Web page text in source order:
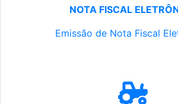
NOTA FISCAL
Emissão de Nota Fiscal